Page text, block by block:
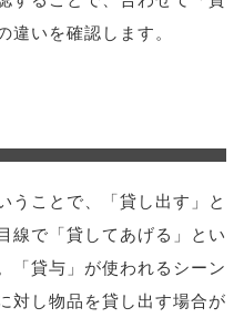
違いを確認します。
うことで、「貸し出す」と
線で「貸してあげる」とい
「貸与」が使われるシーン
対し物品を貸し出す場合が